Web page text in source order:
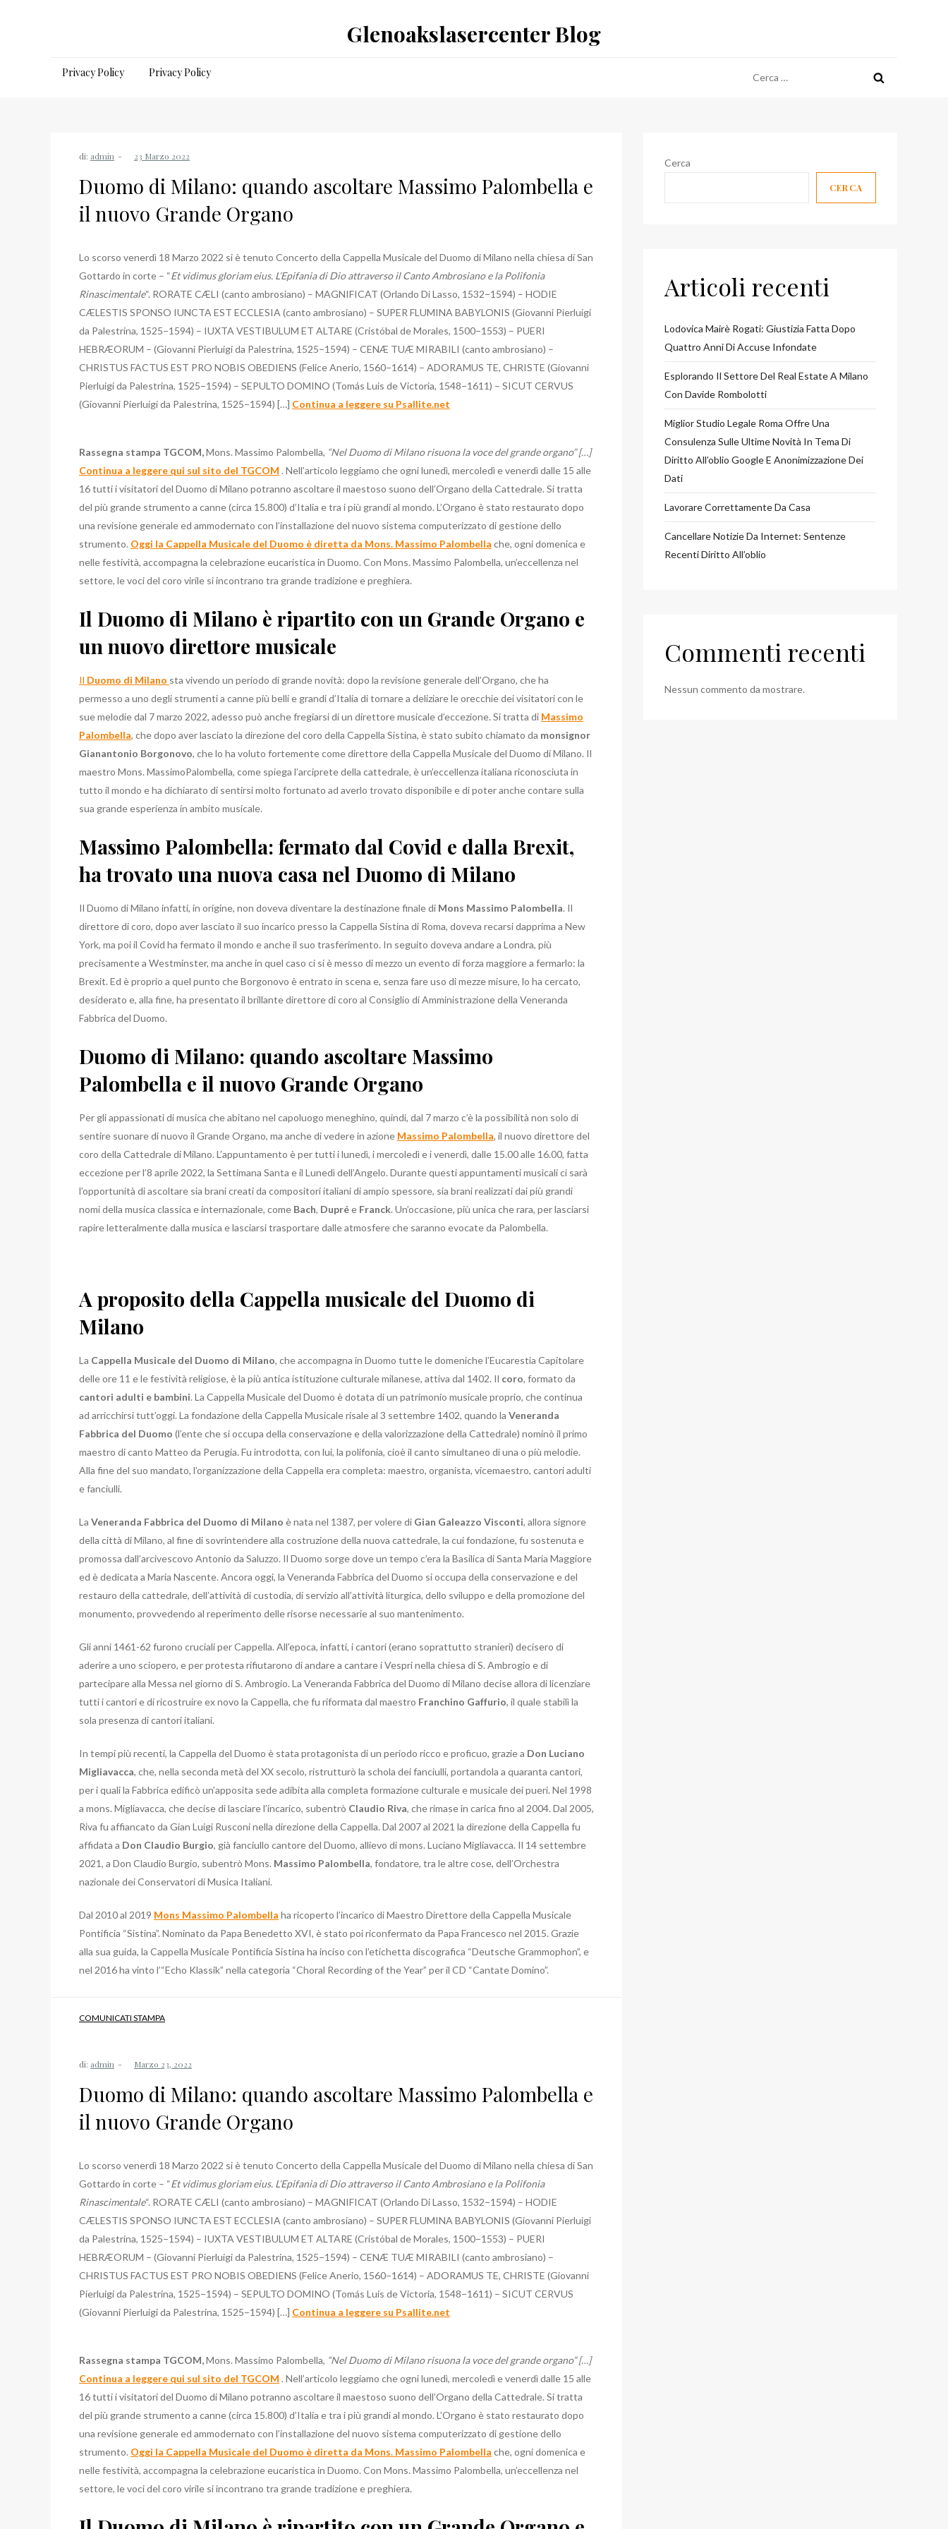
Glenoakslasercenter Blog
Privacy Policy Privacy Policy
per:
di: admin
Duomo di Milano: quando ascoltare Massimo Palombella e
il nuovo Grande Organo
Lo scorso venerdì 18 Marzo 2022 si è tenuto Concerto della Cappella Musicale del Duomo di Milano nella chiesa di San
Gottardo in corte – “Et vidimus gloriam eius. L’Epifania di Dio attraverso il Canto Ambrosiano e la Polifonia
Rinascimentale“. RORATE CÆLI (canto ambrosiano) – MAGNIFICAT (Orlando Di Lasso, 1532−1594) – HODIE
CÆLESTIS SPONSO IUNCTA EST ECCLESIA (canto ambrosiano) – SUPER FLUMINA BABYLONIS (Giovanni Pierluigi
da Palestrina, 1525−1594) – IUXTA VESTIBULUM ET ALTARE (Cristóbal de Morales, 1500−1553) – PUERI
HEBRÆORUM – (Giovanni Pierluigi da Palestrina, 1525−1594) – CENÆ TUÆ MIRABILI (canto ambrosiano) –
CHRISTUS FACTUS EST PRO NOBIS OBEDIENS (Felice Anerio, 1560−1614) – ADORAMUS TE, CHRISTE (Giovanni
Pierluigi da Palestrina, 1525−1594) – SEPULTO DOMINO (Tomás Luis de Victoria, 1548−1611) – SICUT CERVUS
(Giovanni Pierluigi da Palestrina, 1525−1594) […] Continua a leggere su Psallite.net
Rassegna stampa TGCOM,Mons. Massimo Palombella, “Nel Duomo di Milano risuona la voce del grande organo” […]
Continua a leggere qui sul sito del TGCOM . Nell’articolo leggiamo che ogni lunedì, mercoledì e venerdì dalle 15 alle
16 tutti i visitatori del Duomo di Milano potranno ascoltare il maestoso suono dell’Organo della Cattedrale. Si tratta
del più grande strumento a canne (circa 15.800) d’Italia e tra i più grandi al mondo. L’Organo è stato restaurato dopo
una revisione generale ed ammodernato con l’installazione del nuovo sistema computerizzato di gestione dello
strumento. Oggi la Cappella Musicale del Duomo è diretta da Mons. Massimo Palombella che, ogni domenica e
nelle festività, accompagna la celebrazione eucaristica in Duomo. Con Mons. Massimo Palombella, un’eccellenza nel
settore, le voci del coro virile si incontrano tra grande tradizione e preghiera.
Il Duomo di Milano è ripartito con un Grande Organo e
un nuovo direttore musicale
Il Duomo di Milano sta vivendo un periodo di grande novità: dopo la revisione generale dell’Organo, che ha
permesso a uno degli strumenti a canne più belli e grandi d’Italia di tornare a deliziare le orecchie dei visitatori con le
sue melodie dal 7 marzo 2022, adesso può anche fregiarsi di un direttore musicale d’eccezione. Si tratta di Massimo
Palombella, che dopo aver lasciato la direzione del coro della Cappella Sistina, è stato subito chiamato da monsignor
Gianantonio Borgonovo, che lo ha voluto fortemente come direttore della Cappella Musicale del Duomo di Milano. Il
maestro Mons. MassimoPalombella, come spiega l’arciprete della cattedrale, è un’eccellenza italiana riconosciuta in
tutto il mondo e ha dichiarato di sentirsi molto fortunato ad averlo trovato disponibile e di poter anche contare sulla
sua grande esperienza in ambito musicale.
Massimo Palombella: fermato dal Covid e dalla Brexit,
ha trovato una nuova casa nel Duomo di Milano
Il Duomo di Milano infatti, in origine, non doveva diventare la destinazione finale di Mons Massimo Palombella. Il
direttore di coro, dopo aver lasciato il suo incarico presso la Cappella Sistina di Roma, doveva recarsi dapprima a New
York, ma poi il Covid ha fermato il mondo e anche il suo trasferimento. In seguito doveva andare a Londra, più
precisamente a Westminster, ma anche in quel caso ci si è messo di mezzo un evento di forza maggiore a fermarlo: la
Brexit. Ed è proprio a quel punto che Borgonovo è entrato in scena e, senza fare uso di mezze misure, lo ha cercato,
desiderato e, alla fine, ha presentato il brillante direttore di coro al Consiglio di Amministrazione della Veneranda
Fabbrica del Duomo.
Duomo di Milano: quando ascoltare Massimo
Palombella e il nuovo Grande Organo
Per gli appassionati di musica che abitano nel capoluogo meneghino, quindi, dal 7 marzo c’è la possibilità non solo di
sentire suonare di nuovo il Grande Organo, ma anche di vedere in azione Massimo Palombella, il nuovo direttore del
coro della Cattedrale di Milano. L’appuntamento è per tutti i lunedì, i mercoledì e i venerdì, dalle 15.00 alle 16.00, fatta
eccezione per l’8 aprile 2022, la Settimana Santa e il Lunedì dell’Angelo. Durante questi appuntamenti musicali ci sarà
l’opportunità di ascoltare sia brani creati da compositori italiani di ampio spessore, sia brani realizzati dai più grandi
nomi della musica classica e internazionale, come Bach, Duprée Franck. Un’occasione, più unica che rara, per lasciarsi
rapire letteralmente dalla musica e lasciarsi trasportare dalle atmosfere che saranno evocate da Palombella.
A proposito della Cappella musicale del Duomo di
Milano
La Cappella Musicale del Duomo di Milano, che accompagna in Duomo tutte le domeniche l’Eucarestia Capitolare
delle ore 11 e le festività religiose, è la più antica istituzione culturale milanese, attiva dal 1402. Il coro, formato da
cantori adulti e bambini. La Cappella Musicale del Duomo è dotata di un patrimonio musicale proprio, che continua
ad arricchirsi tutt’oggi. La fondazione della Cappella Musicale risale al 3 settembre 1402, quando la Veneranda
Fabbrica del Duomo (l’ente che si occupa della conservazione e della valorizzazione della Cattedrale) nominò il primo
maestro di canto Matteo da Perugia. Fu introdotta, con lui, la polifonia, cioè il canto simultaneo di una o più melodie.
Alla fine del suo mandato, l’organizzazione della Cappella era completa: maestro, organista, vicemaestro, cantori adulti
e fanciulli.
La Veneranda Fabbrica del Duomo di Milano è nata nel 1387, per volere di Gian Galeazzo Visconti, allora signore
della città di Milano, al fine di sovrintendere alla costruzione della nuova cattedrale, la cui fondazione, fu sostenuta e
promossa dall’arcivescovo Antonio da Saluzzo. Il Duomo sorge dove un tempo c’era la Basilica di Santa Maria Maggiore
ed è dedicata a Maria Nascente. Ancora oggi, la Veneranda Fabbrica del Duomo si occupa della conservazione e del
restauro della cattedrale, dell’attività di custodia, di servizio all’attività liturgica, dello sviluppo e della promozione del
monumento, provvedendo al reperimento delle risorse necessarie al suo mantenimento.
Gli anni 1461-62 furono cruciali per Cappella. All’epoca, infatti, i cantori (erano soprattutto stranieri) decisero di
aderire a uno sciopero, e per protesta rifiutarono di andare a cantare i Vespri nella chiesa di S. Ambrogio e di
partecipare alla Messa nel giorno di S. Ambrogio. La Veneranda Fabbrica del Duomo di Milano decise allora di licenziare
tutti i cantori e di ricostruire ex novo la Cappella, che fu riformata dal maestro Franchino Gaffurio, il quale stabilì la
sola presenza di cantori italiani.
In tempi più recenti, la Cappella del Duomo è stata protagonista di un periodo ricco e proficuo, grazie a Don Luciano
Migliavacca, che, nella seconda metà del XX secolo, ristrutturò la schola dei fanciulli, portandola a quaranta cantori,
per i quali la Fabbrica edificò un’apposita sede adibita alla completa formazione culturale e musicale dei pueri. Nel 1998
a mons. Migliavacca, che decise di lasciare l’incarico, subentrò Claudio Riva, che rimase in carica fino al 2004. Dal 2005,
Riva fu affiancato da Gian Luigi Rusconi nella direzione della Cappella. Dal 2007 al 2021 la direzione della Cappella fu
affidata a Don Claudio Burgio, già fanciullo cantore del Duomo, allievo di mons. Luciano Migliavacca. Il 14 settembre
2021, a Don Claudio Burgio, subentrò Mons. Massimo Palombella, fondatore, tra le altre cose, dell’Orchestra
nazionale dei Conservatori di Musica Italiani.
Dal 2010 al 2019 Mons Massimo Palombella ha ricoperto l’incarico di Maestro Direttore della Cappella Musicale
Pontificia “Sistina”. Nominato da Papa Benedetto XVI, è stato poi riconfermato da Papa Francesco nel 2015. Grazie
alla sua guida, la Cappella Musicale Pontificia Sistina ha inciso con l’etichetta discografica “Deutsche Grammophon”, e
nel 2016 ha vinto l’“Echo Klassik” nella categoria “Choral Recording of the Year” per il CD “Cantate Domino”.
COMUNICATI STAMPA
di: admin
Duomo di Milano: quando ascoltare Massimo Palombella e
il nuovo Grande Organo
Lo scorso venerdì 18 Marzo 2022 si è tenuto Concerto della Cappella Musicale del Duomo di Milano nella chiesa di San
Gottardo in corte – “Et vidimus gloriam eius. L’Epifania di Dio attraverso il Canto Ambrosiano e la Polifonia
Rinascimentale“. RORATE CÆLI (canto ambrosiano) – MAGNIFICAT (Orlando Di Lasso, 1532−1594) – HODIE
CÆLESTIS SPONSO IUNCTA EST ECCLESIA (canto ambrosiano) – SUPER FLUMINA BABYLONIS (Giovanni Pierluigi
da Palestrina, 1525−1594) – IUXTA VESTIBULUM ET ALTARE (Cristóbal de Morales, 1500−1553) – PUERI
HEBRÆORUM – (Giovanni Pierluigi da Palestrina, 1525−1594) – CENÆ TUÆ MIRABILI (canto ambrosiano) –
CHRISTUS FACTUS EST PRO NOBIS OBEDIENS (Felice Anerio, 1560−1614) – ADORAMUS TE, CHRISTE (Giovanni
Pierluigi da Palestrina, 1525−1594) – SEPULTO DOMINO (Tomás Luis de Victoria, 1548−1611) – SICUT CERVUS
(Giovanni Pierluigi da Palestrina, 1525−1594) […] Continua a leggere su Psallite.net
Rassegna stampa TGCOM,Mons. Massimo Palombella, “Nel Duomo di Milano risuona la voce del grande organo” […]
Continua a leggere qui sul sito del TGCOM . Nell’articolo leggiamo che ogni lunedì, mercoledì e venerdì dalle 15 alle
16 tutti i visitatori del Duomo di Milano potranno ascoltare il maestoso suono dell’Organo della Cattedrale. Si tratta
del più grande strumento a canne (circa 15.800) d’Italia e tra i più grandi al mondo. L’Organo è stato restaurato dopo
una revisione generale ed ammodernato con l’installazione del nuovo sistema computerizzato di gestione dello
strumento. Oggi la Cappella Musicale del Duomo è diretta da Mons. Massimo Palombella che, ogni domenica e
nelle festività, accompagna la celebrazione eucaristica in Duomo. Con Mons. Massimo Palombella, un’eccellenza nel
settore, le voci del coro virile si incontrano tra grande tradizione e preghiera.
Cerca
CERCA
Articoli recenti
Lodovica Mairè Rogati: Giustizia Fatta Dopo
Quattro Anni Di Accuse Infondate
Esplorando Il Settore Del Real Estate A Milano
Con Davide Rombolotti
Miglior Studio Legale Roma Offre Una
Consulenza Sulle Ultime Novità In Tema Di
Diritto All’oblio Google E Anonimizzazione Dei
Dati
Lavorare Correttamente Da Casa
Cancellare Notizie Da Internet: Sentenze
Recenti Diritto All’oblio
Commenti recenti
Nessun commento da mostrare.